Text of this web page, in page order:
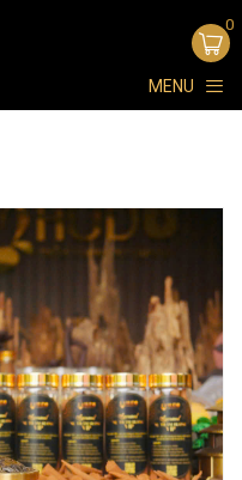
0
MENU